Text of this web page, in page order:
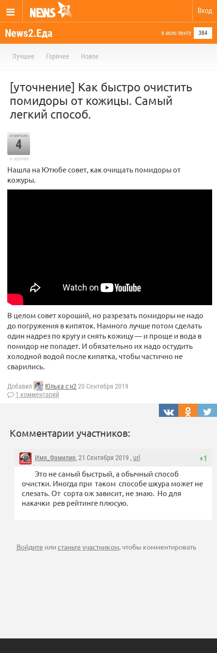
Вход
News2.Еда в мою ленту 384
Лучшее Горячее Новое
[уточнение] Как быстро очистить
помидоры от кожицы. Самый
легкий способ.
отметили
4
в архиве
Нашла на Ютюбе совет, как очищать помидоры от
кожуры.
В целом совет хороший, но разрезать помидоры не надо
до погружения в кипяток. Намного лучше потом сделать
один надрез по кругу и снять кожицу — и проще и вода в
помидор не попадет. И обязательно их надо остудить
холодной водой после кипятка, чтобы частично не
сварились.
Добавил Юлька с н220 Сентября 2019
1 комментарий
Комментарии участников:
+1
Имя_Фамилия, 21 Сентября 2019 , url
Это не самый быстрый, а обычный способ
очистки. Иногда при таком способе шкура может не
слезать. От сорта ож зависит, не знаю. Но для
накачки рев рейтинге плюсую.
Войдите илистаньте участником, чтобы комментировать